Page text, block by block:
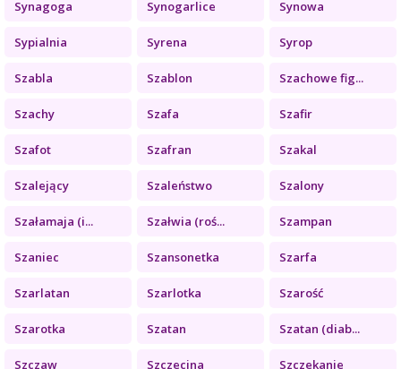
Synagoga Synogarlice Synowa
Sypialnia Syrena Syrop
Szabla Szablon Szachowe fig...
Szachy Szafa Szafir
Szafot Szafran Szakal
Szalejący Szaleństwo Szalony
Szałamaja (i... Szałwia (roś... Szampan
Szaniec Szansonetka Szarfa
Szarlatan Szarlotka Szarość
Szarotka Szatan Szatan (diab...
Szczaw Szczecina Szczekanie